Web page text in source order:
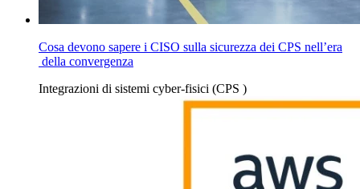
Cosa devono sapere i CISO sulla sicurezza dei CPS nell’era
della convergenza
Integrazioni di sistemi cyber-fisici (CPS )